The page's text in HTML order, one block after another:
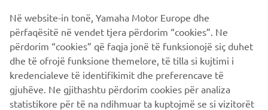
MORE NEWS
Në website-in tonë, Yamaha Motor Europe dhe
përfaqësitë në vendet tjera përdorim “cookies”. Ne
përdorim “cookies” që faqja jonë të funksionojë siç duhet
dhe të ofrojë funksione themelore, të tilla si kujtimi i
kredencialeve të identifikimit dhe preferencave të
gjuhëve. Ne gjithashtu përdorim cookies për analiza
statistikore për të na ndihmuar ta kuptojmë se si vizitorët